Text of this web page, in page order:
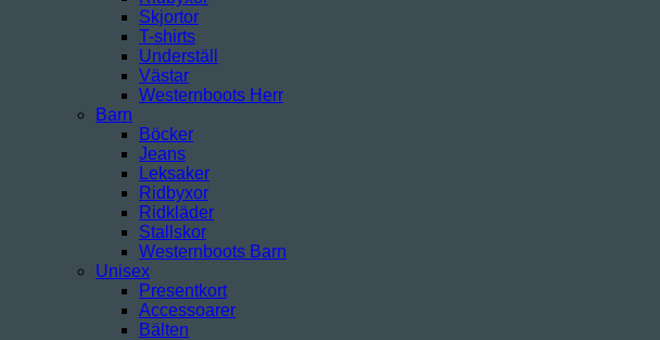
Skjortor
T-shirts
Underställ
Västar
Westernboots Herr
Barn
Böcker
Jeans
Leksaker
Ridbyxor
Ridkläder
Stallskor
Westernboots Barn
Unisex
Presentkort
Accessoarer
Bälten